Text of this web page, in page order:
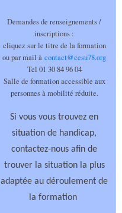
Demandes de renseignements /
inscriptions :
cliquez sur le titre de la formation
ou par mail à contact@cesu78.org
Tel 01 30 84 96 04
Salle de formation accessible aux
personnes à mobilité réduite.
Si vous vous trouvez en
situation de handicap,
contactez-nous afin de
trouver la situation la plus
adaptée au déroulement de
la formation